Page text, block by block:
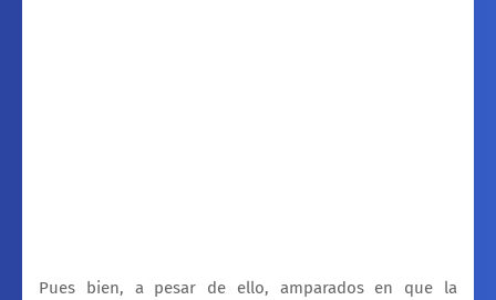
Pues bien, a pesar de ello, amparados en que la